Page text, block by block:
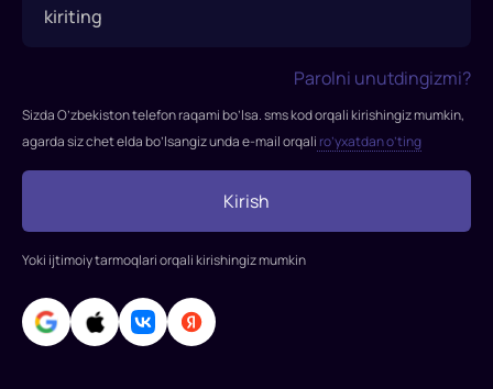
xalqaro
maxfiy
operatsiyalari
berish
so'ralganda,
josus
Parolni unutdingizmi?
Sizda O’zbekiston telefon raqami bo’lsa. sms kod orqali kirishingiz mumkin,
agarda siz chet elda bo’lsangiz unda e-mail orqali ro’yxatdan o’ting
Kirish
Yoki ijtimoiy tarmoqlari orqali kirishingiz mumkin